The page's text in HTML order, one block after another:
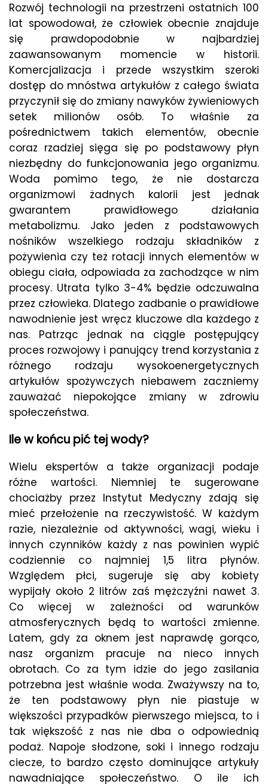
Rozwój technologii na przestrzeni ostatnich 100
lat spowodował, że człowiek obecnie znajduje
się prawdopodobnie w najbardziej
zaawansowanym momencie w historii.
Komercjalizacja i przede wszystkim szeroki
dostęp do mnóstwa artykułów z całego świata
przyczynił się do zmiany nawyków żywieniowych
setek milionów osób. To właśnie za
pośrednictwem takich elementów, obecnie
coraz rzadziej sięga się po podstawowy płyn
niezbędny do funkcjonowania jego organizmu.
Woda pomimo tego, że nie dostarcza
organizmowi żadnych kalorii jest jednak
gwarantem prawidłowego działania
metabolizmu. Jako jeden z podstawowych
nośników wszelkiego rodzaju składników z
pożywienia czy też rotacji innych elementów w
obiegu ciała, odpowiada za zachodzące w nim
procesy. Utrata tylko 3-4% będzie odczuwalna
przez człowieka. Dlatego zadbanie o prawidłowe
nawodnienie jest wręcz kluczowe dla każdego z
nas. Patrząc jednak na ciągle postępujący
proces rozwojowy i panujący trend korzystania z
różnego rodzaju wysokoenergetycznych
artykułów spożywczych niebawem zaczniemy
zauważać niepokojące zmiany w zdrowiu
społeczeństwa.
Ile w końcu pić tej wody?
Wielu ekspertów a także organizacji podaje
różne wartości. Niemniej te sugerowane
chociażby przez Instytut Medyczny zdają się
mieć przełożenie na rzeczywistość. W każdym
razie, niezależnie od aktywności, wagi, wieku i
innych czynników każdy z nas powinien wypić
codziennie co najmniej 1,5 litra płynów.
Względem płci, sugeruje się aby kobiety
wypijały około 2 litrów zaś mężczyźni nawet 3.
Co więcej w zależności od warunków
atmosferycznych będą to wartości zmienne.
Latem, gdy za oknem jest naprawdę gorąco,
nasz organizm pracuje na nieco innych
obrotach. Co za tym idzie do jego zasilania
potrzebna jest właśnie woda. Zważywszy na to,
że ten podstawowy płyn nie piastuje w
większości przypadków pierwszego miejsca, to i
tak większość z nas nie dba o odpowiednią
podaż. Napoje słodzone, soki i innego rodzaju
ciecze, to bardzo często dominujące artykuły
nawadniające społeczeństwo. O ile ich